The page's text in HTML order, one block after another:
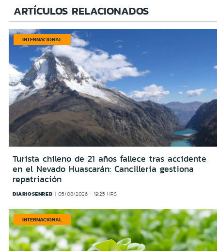
ARTÍCULOS RELACIONADOS
INTERNACIONAL
Turista chileno de 21 años fallece tras accidente
en el Nevado Huascarán: Cancillería gestiona
repatriación
DIARIOSENRED 05/08/2026 - 19:25 HRS
INTERNACIONAL